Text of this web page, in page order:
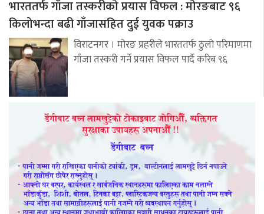
भारततर्फ गाँजा तस्करीको प्रयास विफल : मोरङबाट ९६
किलोभन्दा बढी गाँजासहित दुई युवक पक्राउ
विराटनगर । मोरङ प्रहरीले भारततर्फ ठुलो परिमाणमा
गाँजा तस्करी गर्ने प्रयास विफल पार्दै करिब ९६